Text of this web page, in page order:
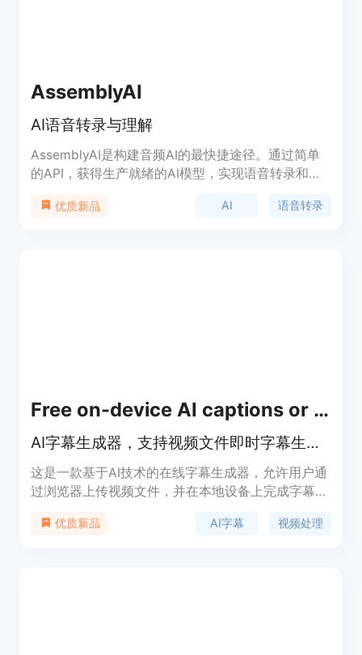
AssemblyAI
AI语音转录与理解
AssemblyAI是构建音频AI的最快捷途径。通过简单
的API，获得生产就绪的AI模型，实现语音转录和理
优质新品 AI 语音转录
Free on-device AI captions or subtitles generator
AI字幕生成器，支持视频文件即时字幕生成。
这是一款基于AI技术的在线字幕生成器，允许用户通
过浏览器上传视频文件，并在本地设备上完成字幕生
户数据的隐私和安全。
优质新品 AI字幕 视频处理